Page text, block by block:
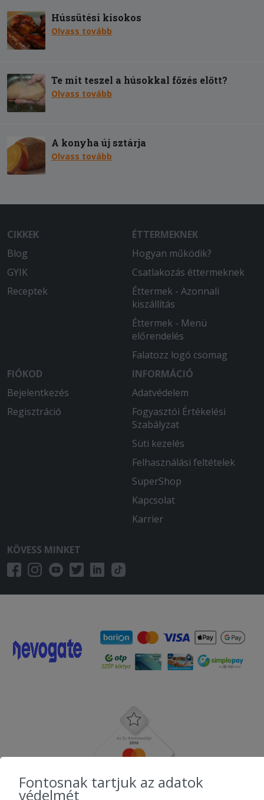
Hússütési kisokos
Olvass tovább
Te mit teszel a húsokkal főzés előtt?
Olvass tovább
A konyha új sztárja
Olvass tovább
CIKKEK
Blog
GYIK
Receptek
ÉTTERMEKNEK
Hogyan működik?
Csatlakozás éttermeknek
Éttermek - Azonnali
kiszállítás
Éttermek - Menü
előrendelés
Falatozz logó csomag
FIÓKOD
Bejelentkezés
Regisztráció
INFORMÁCIÓ
Adatvédelem
Fogyasztói Értékelési
Szabályzat
Süti kezelés
Felhasználási feltételek
SuperShop
Kapcsolat
Karrier
KÖVESS MINKET
Fontosnak tartjuk az adatok
védelmét